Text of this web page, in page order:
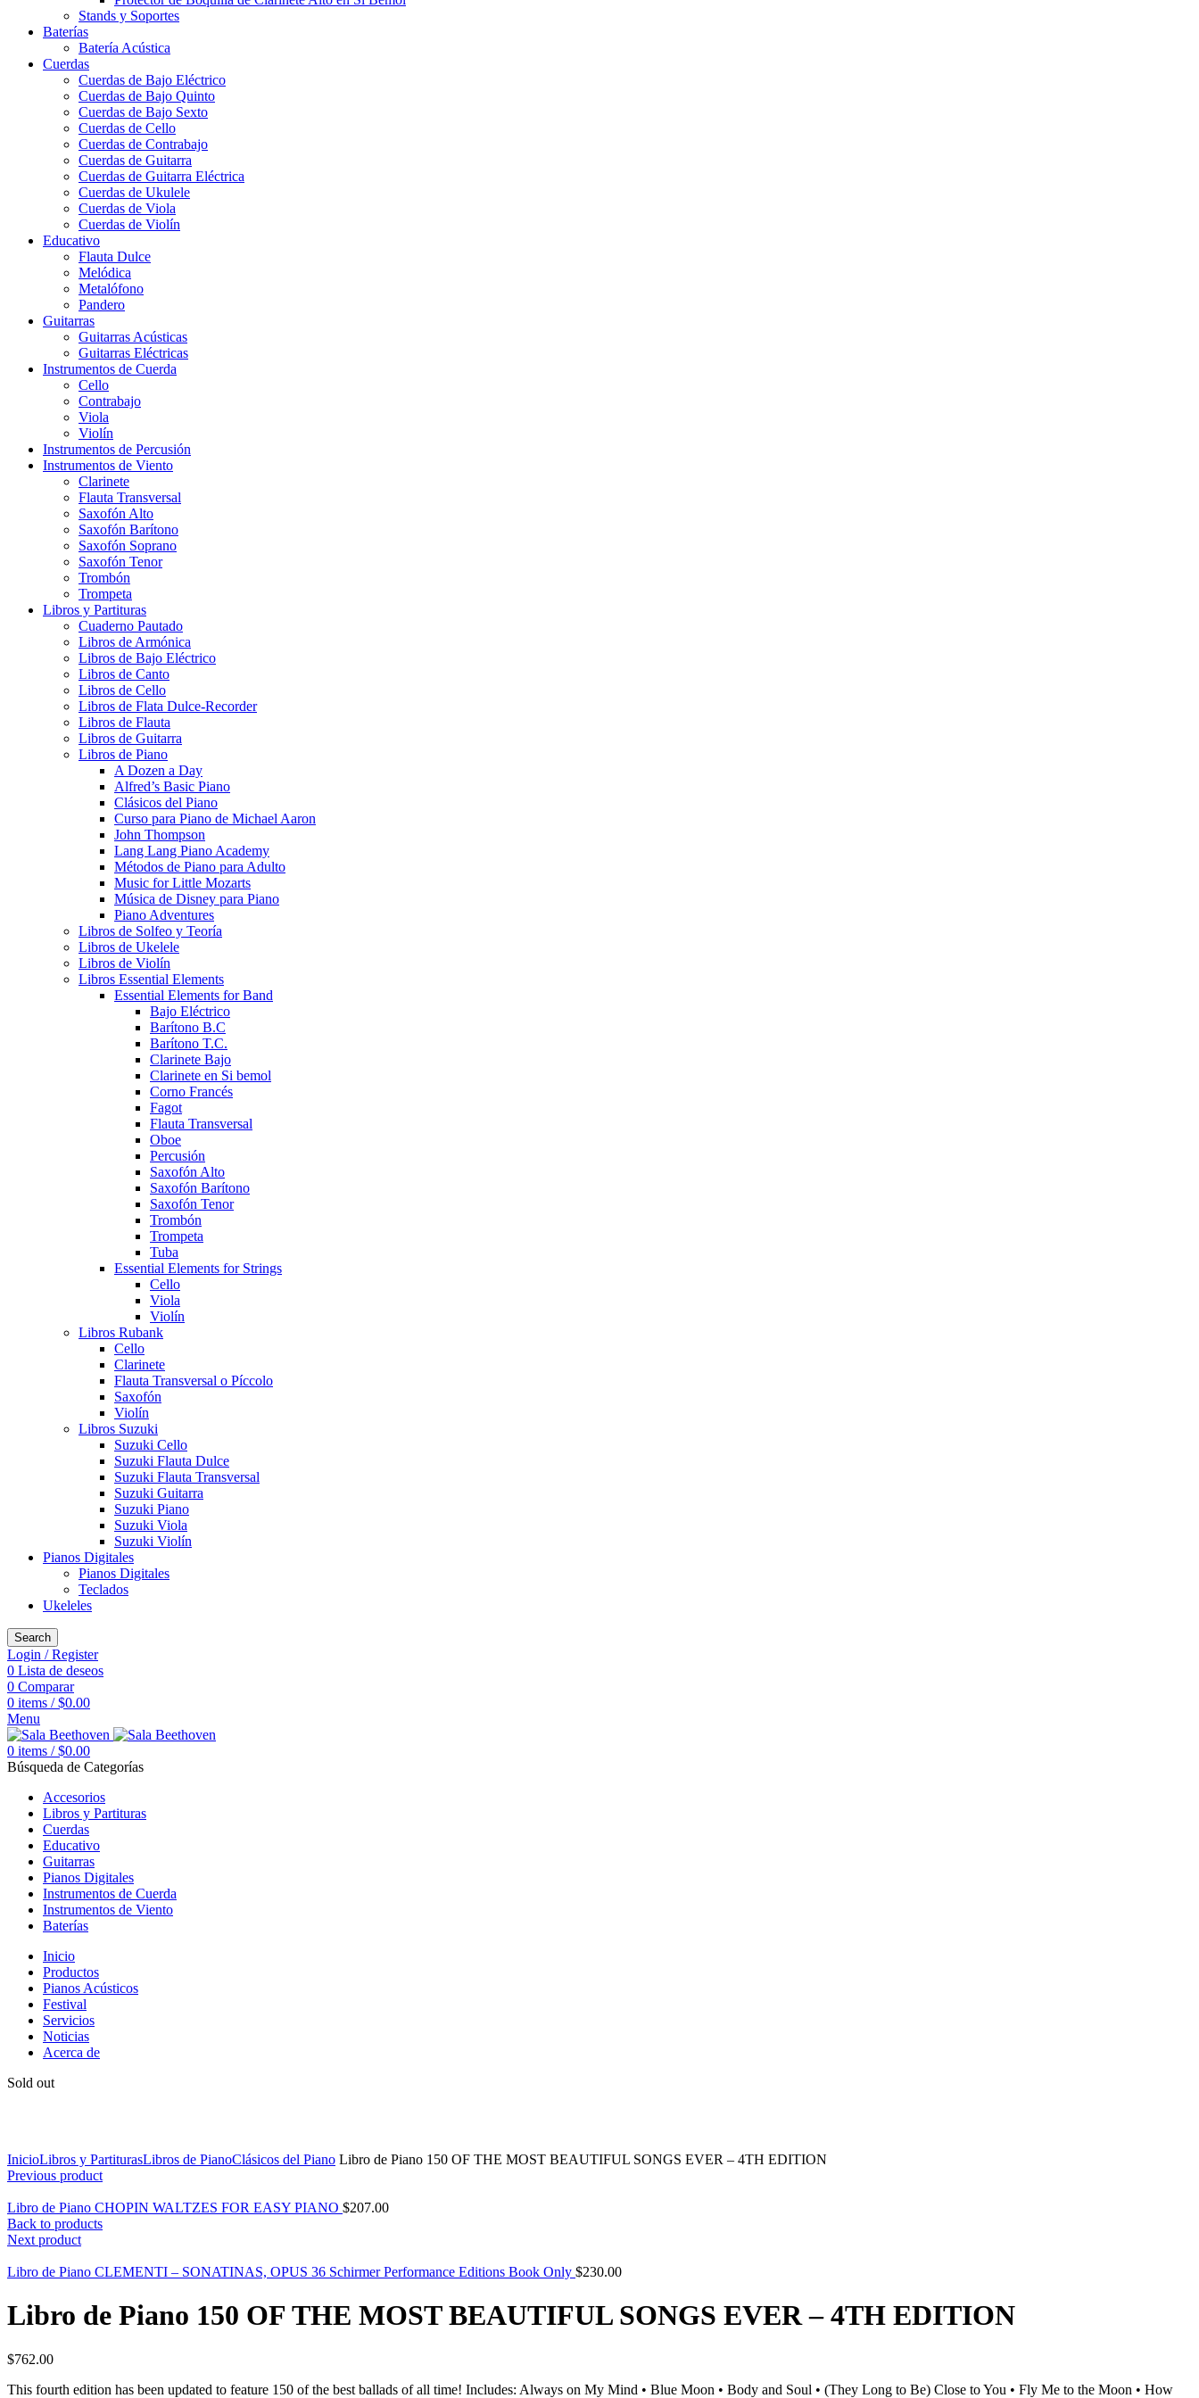
Stands y Soportes
Baterías
Batería Acústica
Cuerdas
Cuerdas de Bajo Eléctrico
Cuerdas de Bajo Quinto
Cuerdas de Bajo Sexto
Cuerdas de Cello
Cuerdas de Contrabajo
Cuerdas de Guitarra
Cuerdas de Guitarra Eléctrica
Cuerdas de Ukulele
Cuerdas de Viola
Cuerdas de Violín
Educativo
Flauta Dulce
Melódica
Metalófono
Pandero
Guitarras
Guitarras Acústicas
Guitarras Eléctricas
Instrumentos de Cuerda
Cello
Contrabajo
Viola
Violín
Instrumentos de Percusión
Instrumentos de Viento
Clarinete
Flauta Transversal
Saxofón Alto
Saxofón Barítono
Saxofón Soprano
Saxofón Tenor
Trombón
Trompeta
Libros y Partituras
Cuaderno Pautado
Libros de Armónica
Libros de Bajo Eléctrico
Libros de Canto
Libros de Cello
Libros de Flata Dulce-Recorder
Libros de Flauta
Libros de Guitarra
Libros de Piano
A Dozen a Day
Alfred’s Basic Piano
Clásicos del Piano
Curso para Piano de Michael Aaron
John Thompson
Lang Lang Piano Academy
Métodos de Piano para Adulto
Music for Little Mozarts
Música de Disney para Piano
Piano Adventures
Libros de Solfeo y Teoría
Libros de Ukelele
Libros de Violín
Libros Essential Elements
Essential Elements for Band
Bajo Eléctrico
Barítono B.C
Barítono T.C.
Clarinete Bajo
Clarinete en Si bemol
Corno Francés
Fagot
Flauta Transversal
Oboe
Percusión
Saxofón Alto
Saxofón Barítono
Saxofón Tenor
Trombón
Trompeta
Tuba
Essential Elements for Strings
Cello
Viola
Violín
Libros Rubank
Cello
Clarinete
Flauta Transversal o Píccolo
Saxofón
Violín
Libros Suzuki
Suzuki Cello
Suzuki Flauta Dulce
Suzuki Flauta Transversal
Suzuki Guitarra
Suzuki Piano
Suzuki Viola
Suzuki Violín
Pianos Digitales
Pianos Digitales
Teclados
Ukeleles
Search
Login / Register
0 Lista de deseos
0 Comparar
0 items / $0.00
Menu
0 items / $0.00
Búsqueda de Categorías
Accesorios
Libros y Partituras
Cuerdas
Educativo
Guitarras
Pianos Digitales
Instrumentos de Cuerda
Instrumentos de Viento
Baterías
Inicio
Productos
Pianos Acústicos
Festival
Servicios
Noticias
Acerca de
Sold out
InicioLibros y PartiturasLibros de PianoClásicos del Piano Libro de Piano 150 OF THE MOST BEAUTIFUL SONGS EVER – 4TH EDITION
Previous product
Libro de Piano CHOPIN WALTZES FOR EASY PIANO $207.00
Back to products
Next product
Libro de Piano CLEMENTI – SONATINAS, OPUS 36 Schirmer Performance Editions Book Only $230.00
Libro de Piano 150 OF THE MOST BEAUTIFUL SONGS EVER – 4TH EDITION
$762.00
This fourth edition has been updated to feature 150 of the best ballads of all time! Includes: Always on My Mind • Blue Moon • Body and Soul • (They Long to Be) Close to You • Fly Me to the Moon • How